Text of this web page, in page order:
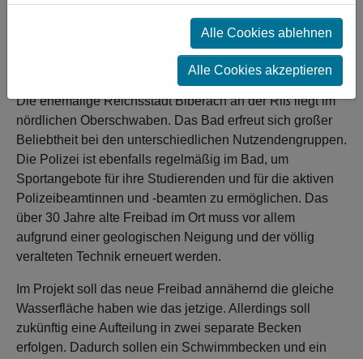
getrennt und die Wasserfläche entkoppelt. Dank weiterer
Maßnahmen wird das Bad langfristig und nachhaltig
Die ehemalige Reichsstadt Biberach an der Riß liegt im
nördlichen Oberschwaben. Das Bad erfreut sich großer
Beliebtheit bei den unterschiedlichen Nutzendengruppen.
Die Polizei ist ebenfalls regelmäßig im Bad, um
Sportangebote für ihre Studierenden und für die aktiven
Polizeibeamtinnen und -beamten zu ermöglichen. Das
über 30 Jahre alte Freibad im Ort muss vor allem
aufgrund einer geologischen Neigung und der völlig
veralteten Technik erneuert werden.
Im Projekt soll das neue Freibad annähernd die gleiche
Wasserfläche haben wie das jetzige. Allerdings soll
zukünftig eine Aufteilung in zwei separate Becken
erfolgen. Dadurch sollen ein Schwimmbecken und ein
Alle Cookies ablehnen
Alle Cookies akzeptieren